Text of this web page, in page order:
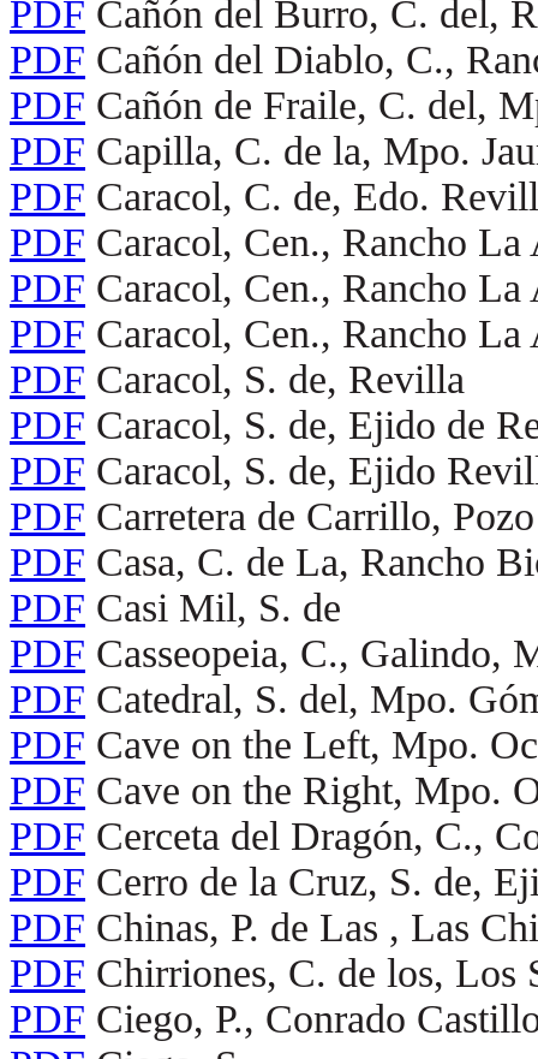
PDF Cañón del Burro, C. del,
PDF Cañón del Diablo, C.,
PDF Cañón de Fraile, C. del,
PDF Capilla, C. de la, Mpo.
PDF Caracol, C. de, Edo.
PDF Caracol, Cen., Rancho
PDF Caracol, Cen., Rancho
PDF Caracol, Cen., Rancho
PDF Caracol, S. de, Revilla
PDF Caracol, S. de, Ejido de
PDF Caracol, S. de, Ejido
PDF Carretera de Carrillo,
PDF Casa, C. de La, Rancho
PDF Casi Mil, S. de
PDF Casseopeia, C., Galindo,
PDF Catedral, S. del, Mpo.
PDF Cave on the Left, Mpo.
PDF Cave on the Right, Mpo.
PDF Cerceta del Dragón, C.,
PDF Cerro de la Cruz, S. de,
PDF Chinas, P. de Las , Las
PDF Chirriones, C. de los, Los
PDF Ciego, P., Conrado